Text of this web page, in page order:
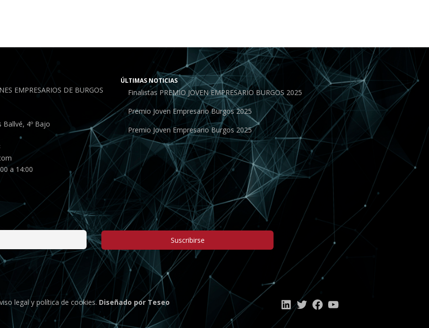
EMPRESARIOS DE BURGOS
Ballvé, 4º Bajo
a 14:00
ÚLTIMAS NOTICIAS
Finalistas PREMIO JOVEN EMPRESARIO BURGOS 2025
Premio Joven Empresario Burgos 2025
Premio Joven Empresario Burgos 2025
Suscribirse
legaly política de cookies. Diseñado por Teseo